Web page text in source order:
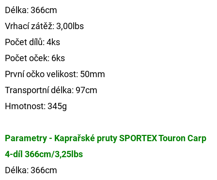
Délka: 366cm
Vrhací zátěž: 3,00lbs
Počet dílů: 4ks
Počet oček: 6ks
První očko velikost: 50mm
Transportní délka: 97cm
Hmotnost: 345g
Parametry - Kaprařské pruty SPORTEX Touron Carp
4-díl 366cm/3,25lbs
Délka: 366cm